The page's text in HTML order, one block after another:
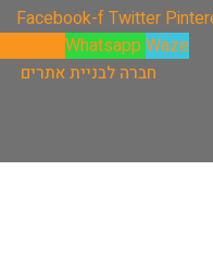
Facebook-f Twitter
WhatsappWaze
חברה לבניית אתרים